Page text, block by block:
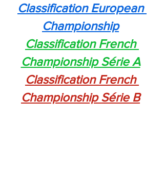
Classification European
Championship
Classification French
Championship Série A
Classification French
Championship Série B